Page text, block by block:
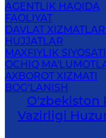
AGENTLIK HAQIDA
FAOLIYAT
DAVLAT
HUJJATLAR
MAXFIYLIK SIYOSATI
OCHIQ
AXBOROT XIZMATI
BOG‘LANISH
O'zbekiston
Vazirligi